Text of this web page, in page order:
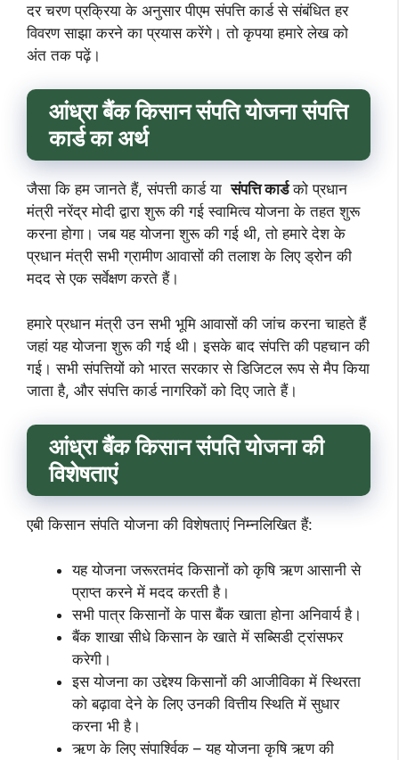
दर चरण प्रक्रिया के अनुसार पीएम संपत्ति कार्ड से संबंधित हर
विवरण साझा करने का प्रयास करेंगे। तो कृपया हमारे लेख को
अंत तक पढ़ें।
आंध्रा बैंक किसान संपति योजना संपत्ति
कार्ड का अर्थ
जैसा कि हम जानते हैं, संपत्ती कार्ड यासंपत्ति कार्डको प्रधान
मंत्री नरेंद्र मोदी द्वारा शुरू की गई स्वामित्व योजना के तहत शुरू
करना होगा। जब यह योजना शुरू की गई थी, तो हमारे देश के
प्रधान मंत्री सभी ग्रामीण आवासों की तलाश के लिए ड्रोन की
मदद से एक सर्वेक्षण करते हैं।
हमारे प्रधान मंत्री उन सभी भूमि आवासों की जांच करना चाहते हैं
जहां यह योजना शुरू की गई थी। इसके बाद संपत्ति की पहचान की
गई। सभी संपत्तियों को भारत सरकार से डिजिटल रूप से मैप किया
जाता है, और संपत्ति कार्ड नागरिकों को दिए जाते हैं।
आंध्रा बैंक किसान संपति योजना की
विशेषताएं
एबी किसान संपति योजना की विशेषताएं निम्नलिखित हैं:
यह योजना जरूरतमंद किसानों को कृषि ऋण आसानी से
प्राप्त करने में मदद करती है।
सभी पात्र किसानों के पास बैंक खाता होना अनिवार्य है।
बैंक शाखा सीधे किसान के खाते में सब्सिडी ट्रांसफर
करेगी।
इस योजना का उद्देश्य किसानों की आजीविका में स्थिरता
को बढ़ावा देने के लिए उनकी वित्तीय स्थिति में सुधार
करना भी है।
ऋण के लिए संपार्श्विक – यह योजना कृषि ऋण की